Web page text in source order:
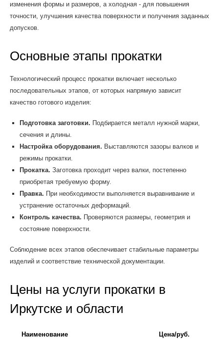
изменения формы и размеров, а холодная - для повышения
точности, улучшения качества поверхности и получения заданных
допусков.
Основные этапы прокатки
Технологический процесс прокатки включает несколько
последовательных этапов, от которых напрямую зависит
качество готового изделия:
Подготовка заготовки. Подбирается металл нужной марки,
сечения и длины.
Настройка оборудования. Выставляются зазоры валков и
режимы прокатки.
Прокатка. Заготовка проходит через валки, постепенно
приобретая требуемую форму.
Правка. При необходимости выполняется выравнивание и
устранение остаточных деформаций.
Контроль качества. Проверяются размеры, геометрия и
состояние поверхности.
Соблюдение всех этапов обеспечивает стабильные параметры
изделий и соответствие технической документации.
Цены на услуги прокатки в
Иркутске и области
Наименование Цена/руб.